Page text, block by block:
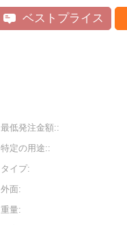
ベストプライス
最低発注金額::
特定の用途::
タイプ:
外面:
重量: